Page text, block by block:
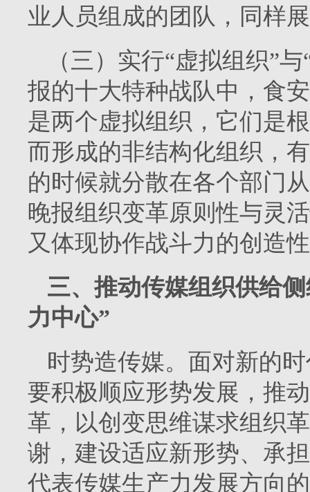
业人员组成的团队，同样
（三）实行“虚拟组织”
报的十大特种战队中，食
是两个虚拟组织，它们是
而形成的非结构化组织，
的时候就分散在各个部门
晚报组织变革原则性与灵
又体现协作战斗力的创造
三、推动传媒组织供给
力中心”
时势造传媒。面对新的
要积极顺应形势发展，推
革，以创变思维谋求组织
谢，建设适应新形势、承
代表传媒生产力发展方向